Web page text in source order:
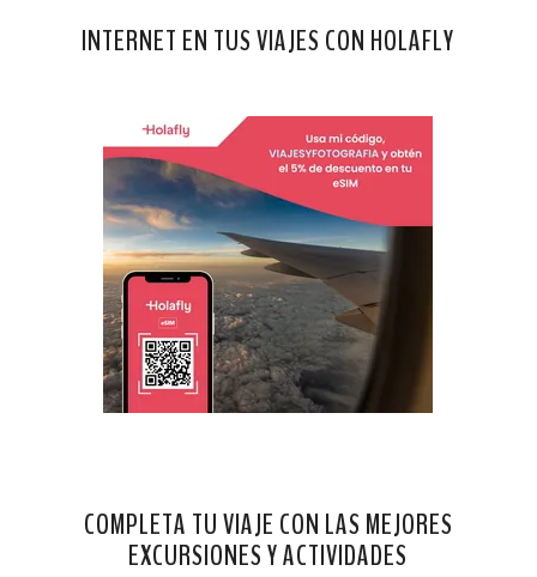
INTERNET EN TUS VIAJES CON HOLAFLY
COMPLETA TU VIAJE CON LAS MEJORES
EXCURSIONES Y ACTIVIDADES